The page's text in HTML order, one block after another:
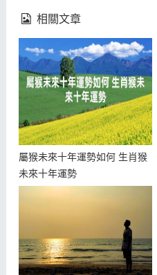
相關文章
屬猴未來十年運勢如何 生肖猴
未來十年運勢